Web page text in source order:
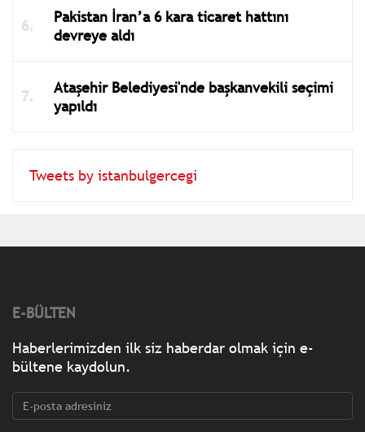
Pakistan İran’a 6 kara ticaret hattını
devreye aldı
Ataşehir Belediyesi'nde başkanvekili seçimi
yapıldı
Tweets by istanbulgercegi
E-BÜLTEN
Haberlerimizden ilk siz haberdar olmak için e-
bültene kaydolun.